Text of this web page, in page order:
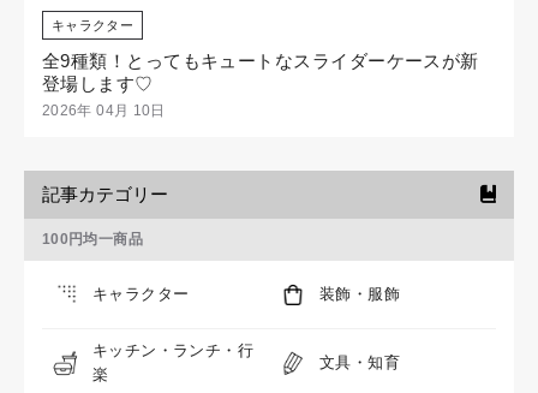
キャラクター
全9種類！とってもキュートなスライダーケースが新
登場します♡
2026年 04月 10日
記事カテゴリー
100円均一商品
キャラクター 装飾・服飾
キッチン・ランチ・行
楽
文具・知育